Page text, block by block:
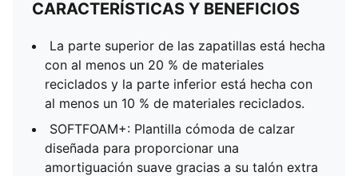
CARACTERÍSTICAS Y BENEFICIOS
La parte superior de las zapatillas está hecha
con al menos un 20 % de materiales
reciclados y la parte inferior está hecha con
al menos un 10 % de materiales reciclados.
SOFTFOAM+: Plantilla cómoda de calzar
diseñada para proporcionar una
amortiguación suave gracias a su talón extra